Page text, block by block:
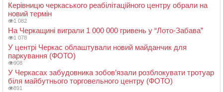
Керівницю черкаського реабілітаційного центру обрали на
новий термін
1 082
На Черкащині виграли 1 000 000 гривень у “Лото-Забава”
1 078
У центрі Черкас облаштували новий майданчик для
паркування (ФОТО)
908
У Черкасах забудовника зобов’язали розблокувати тротуар
біля майбутнього торговельного центру (ФОТО)
891